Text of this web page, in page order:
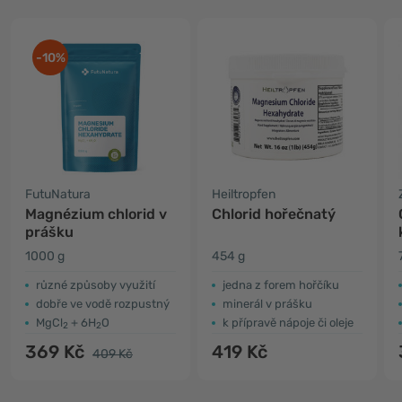
-10%
FutuNatura
Magnézium chlorid v
prášku
1000 g
různé způsoby využití
dobře ve vodě rozpustný
MgCl2 + 6H2O
369 Kč 409 Kč
Heiltropfen
Chlorid hořečnatý
454 g
jedna z forem hořčíku
minerál v prášku
k přípravě nápoje či oleje
419 Kč